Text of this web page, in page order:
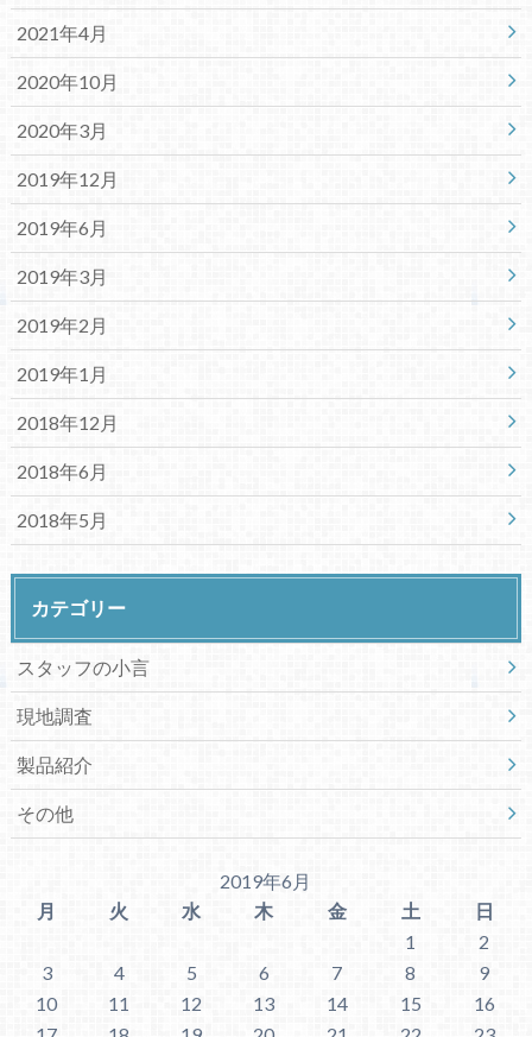
2021年4月
2020年10月
2020年3月
2019年12月
2019年6月
2019年3月
2019年2月
2019年1月
2018年12月
2018年6月
2018年5月
カテゴリー
スタッフの小言
現地調査
製品紹介
その他
2019年6月
月
火 水 木 金 土
日
1
2
3
4 5 6 7 8
9
10
11 12 13 14 15
16